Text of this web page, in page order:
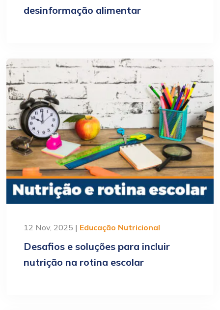
desinformação alimentar
12 Nov, 2025 | Educação Nutricional
Desafios e soluções para incluir
nutrição na rotina escolar